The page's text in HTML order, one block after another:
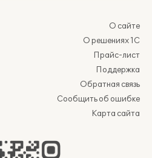
О сайте
О решениях 1С
Прайс-лист
Поддержка
Обратная связь
Сообщить об ошибке
Карта сайта